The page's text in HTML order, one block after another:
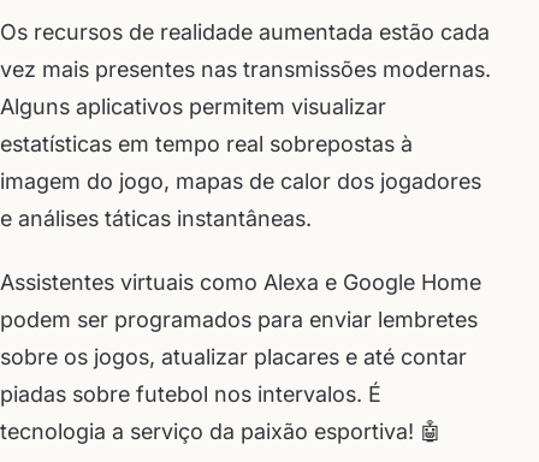
Os recursos de realidade aumentada estão cada
vez mais presentes nas transmissões modernas.
Alguns aplicativos permitem visualizar
estatísticas em tempo real sobrepostas à
imagem do jogo, mapas de calor dos jogadores
e análises táticas instantâneas.
Assistentes virtuais como Alexa e Google Home
podem ser programados para enviar lembretes
sobre os jogos, atualizar placares e até contar
piadas sobre futebol nos intervalos. É
tecnologia a serviço da paixão esportiva! 🤖